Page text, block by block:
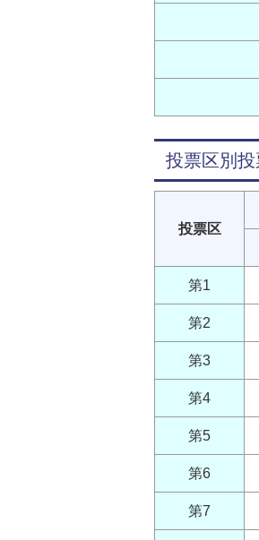
投票区別投
投票区
第1
第2
第3
第4
第5
第6
第7